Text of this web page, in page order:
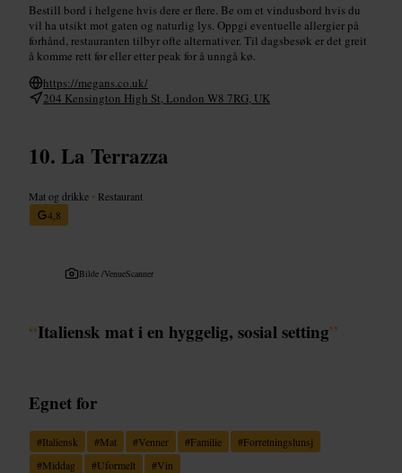
Bestill bord i helgene hvis dere er flere. Be om et vindusbord hvis du
vil ha utsikt mot gaten og naturlig lys. Oppgi eventuelle allergier på
forhånd, restauranten tilbyr ofte alternativer. Til dagsbesøk er det greit
å komme rett før eller etter peak for å unngå kø.
https://megans.co.uk/
204 Kensington High St, London W8 7RG, UK
La Terrazza
Mat og drikke • Restaurant
4,8
Bilde /VenueScanner
“Italiensk mat i en hyggelig, sosial setting”
Egnet for
#Italiensk #Mat #Venner #Familie #Forretningslunsj
#Middag #Uformelt #Vin